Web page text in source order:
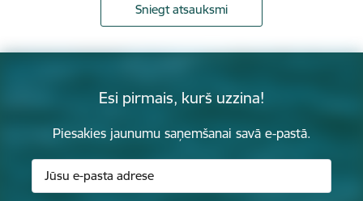
Sniegt atsauksmi
Esi pirmais, kurš uzzina!
Piesakies jaunumu saņemšanai savā e-pastā.